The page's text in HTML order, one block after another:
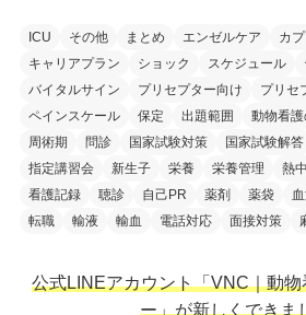
ICU その他 まとめ エンゼルケア
カ
キャリアプラン
ショック スケジュール
バイタルサイン
プリセプター向け
プリセ
ペインスケール
保定 出題範囲 動物看
周術期
問診 国家試験対策 国家試験解答
指定講習会
新生子 栄養 栄養管理 熱
看護記録
聴診 自己PR 薬剤 薬袋
転職
輸液 輸血 電話対応 面接対策
公式LINEアカウント「VNC｜動
ー」が新しくできま